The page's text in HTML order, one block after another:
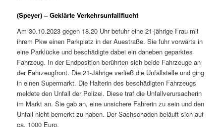
(Speyer) – Geklärte Verkehrsunfallflucht
Am 30.10.2023 gegen 18.20 Uhr befuhr eine 21-jährige Frau mit
ihrem Pkw einen Parkplatz in der Auestraße. Sie fuhr vorwärts in
eine Parklücke und beschädigte dabei ein daneben geparktes
Fahrzeug. In der Endposition berührten sich beide Fahrzeuge an
der Fahrzeugfront. Die 21-Jährige verließ die Unfallstelle und ging
in einen Supermarkt. Die Halterin des beschädigten Fahrzeugs
meldete den Unfall der Polizei. Diese traf die Unfallverursacherin
im Markt an. Sie gab an, eine unsichere Fahrerin zu sein und den
Unfall nicht bemerkt zu haben. Der Sachschaden beläuft sich auf
ca. 1000 Euro.